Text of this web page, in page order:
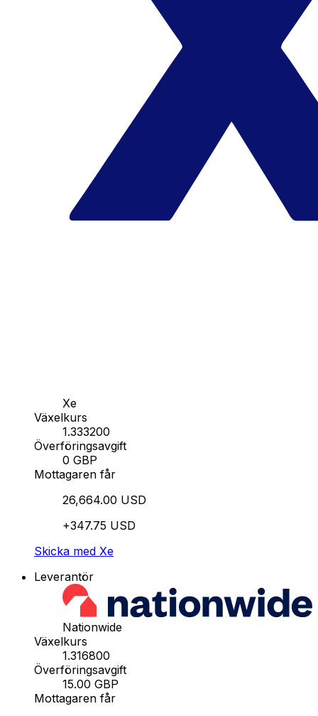
Xe
Växelkurs
1.333200
Överföringsavgift
0 GBP
Mottagaren får
26,664.00 USD
+347.75 USD
Skicka med Xe
Leverantör
Nationwide
Växelkurs
1.316800
Överföringsavgift
15.00 GBP
Mottagaren får